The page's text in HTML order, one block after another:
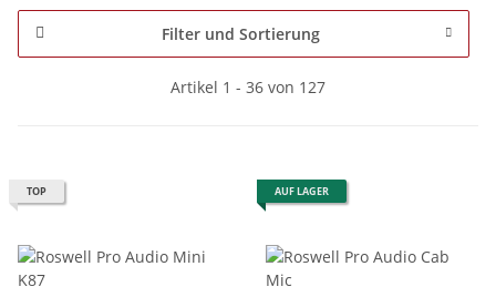
Filter und Sortierung
Artikel 1 - 36 von 127
TOP AUF LAGER